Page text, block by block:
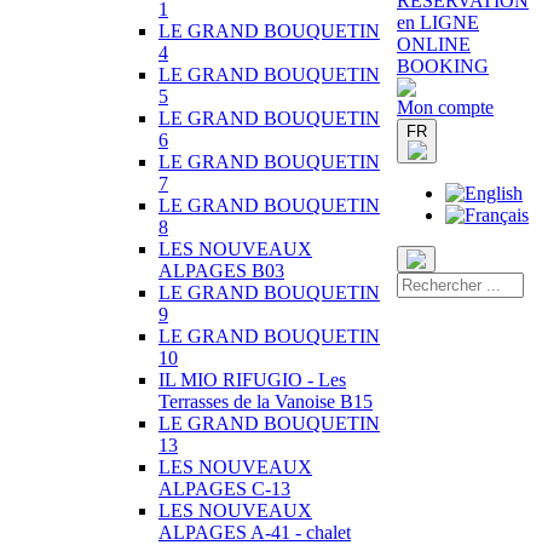
1
LE GRAND BOUQUETIN
4
LE GRAND BOUQUETIN
5
LE GRAND BOUQUETIN
6
LE GRAND BOUQUETIN
7
LE GRAND BOUQUETIN
8
LES NOUVEAUX
ALPAGES B03
LE GRAND BOUQUETIN
9
LE GRAND BOUQUETIN
10
IL MIO RIFUGIO - Les
Terrasses de la Vanoise B15
LE GRAND BOUQUETIN
13
LES NOUVEAUX
ALPAGES C-13
LES NOUVEAUX
ALPAGES A-41 - chalet
en LIGNE
ONLINE
BOOKING
Mon compte
FR